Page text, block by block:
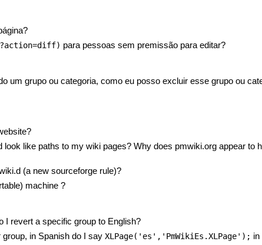
para pessoas sem premissão para editar?
um grupo ou categoria, como eu posso excluir esse grupo ou
like paths to my wiki pages? Why does pmwiki.org appear to
(a new sourceforge rule)?
machine ?
I revert a specific group to English?
in Spanish do I say XLPage('es','PmWikiEs.XLPage'); in